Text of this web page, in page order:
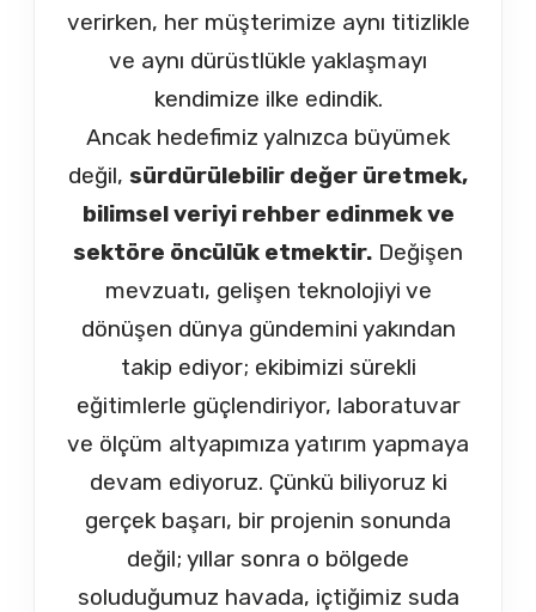
verirken, her müşterimize aynı titizlikle
ve aynı dürüstlükle yaklaşmayı
kendimize ilke edindik.
Ancak hedefimiz yalnızca büyümek
değil, sürdürülebilir değer üretmek,
bilimsel veriyi rehber edinmek ve
sektöre öncülük etmektir. Değişen
mevzuatı, gelişen teknolojiyi ve
dönüşen dünya gündemini yakından
takip ediyor; ekibimizi sürekli
eğitimlerle güçlendiriyor, laboratuvar
ve ölçüm altyapımıza yatırım yapmaya
devam ediyoruz. Çünkü biliyoruz ki
gerçek başarı, bir projenin sonunda
değil; yıllar sonra o bölgede
soluduğumuz havada, içtiğimiz suda